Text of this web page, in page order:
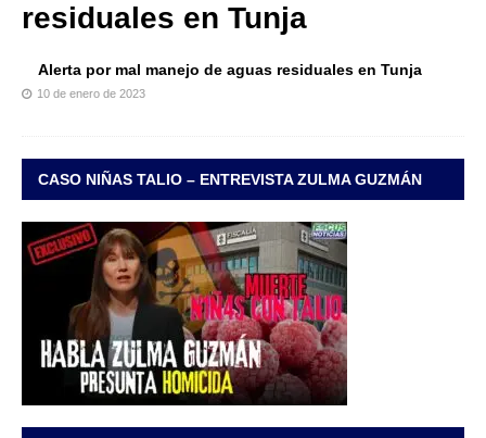
residuales en Tunja
Alerta por mal manejo de aguas residuales en Tunja
10 de enero de 2023
CASO NIÑAS TALIO – ENTREVISTA ZULMA GUZMÁN